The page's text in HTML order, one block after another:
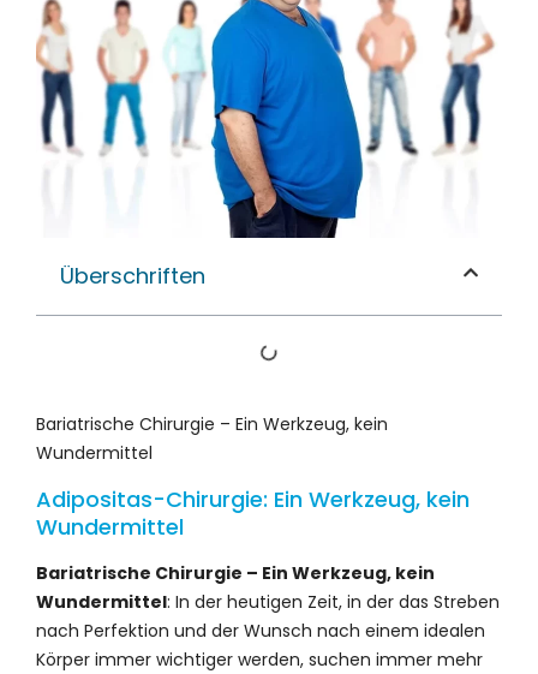
Überschriften
Bariatrische Chirurgie – Ein Werkzeug, kein
Wundermittel
Adipositas-Chirurgie: Ein Werkzeug, kein
Wundermittel
Bariatrische Chirurgie – Ein Werkzeug, kein
Wundermittel: In der heutigen Zeit, in der das Streben
nach Perfektion und der Wunsch nach einem idealen
Körper immer wichtiger werden, suchen immer mehr